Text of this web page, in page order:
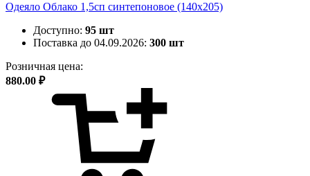
Одеяло Облако 1,5сп синтепоновое (140х205)
Доступно: 95 шт
Поставка до 04.09.2026: 300 шт
Розничная цена:
880.00 ₽